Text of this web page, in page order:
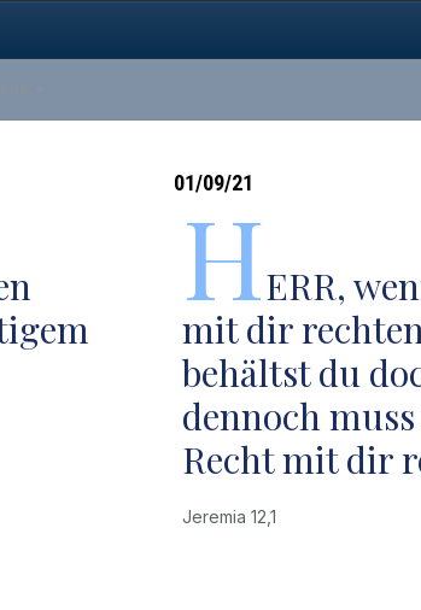
01/09/21
HERR,
mit dir
behältst du
dennoch
Recht mit dir
Jeremia 12,1